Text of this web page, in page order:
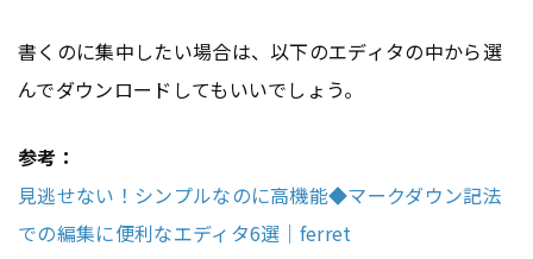
書くのに集中したい場合は、以下のエディタの中から選
んでダウンロードしてもいいでしょう。
参考：
見逃せない！シンプルなのに高機能◆マークダウン記法
での編集に便利なエディタ6選｜ferret